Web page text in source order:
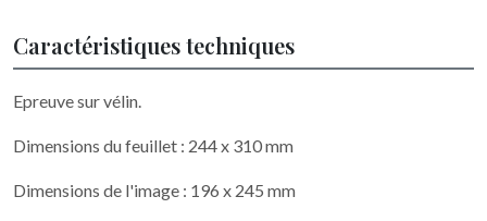
Caractéristiques techniques
Epreuve sur vélin.
Dimensions du feuillet : 244 x 310 mm
Dimensions de l'image : 196 x 245 mm